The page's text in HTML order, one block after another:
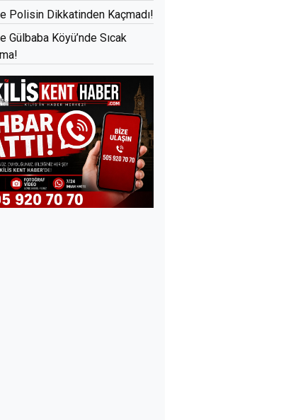
Polisin Dikkatinden Kaçmadı!
Gülbaba Köyü’nde Sıcak